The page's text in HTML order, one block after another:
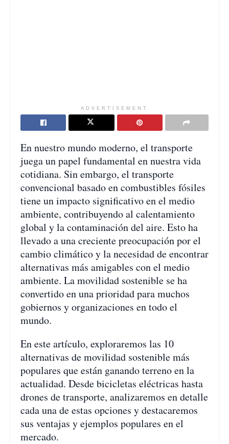
ADVERTISEMENT
En nuestro mundo moderno, el transporte
juega un papel fundamental en nuestra vida
cotidiana. Sin embargo, el transporte
convencional basado en combustibles fósiles
tiene un impacto significativo en el medio
ambiente, contribuyendo al calentamiento
global y la contaminación del aire. Esto ha
llevado a una creciente preocupación por el
cambio climático y la necesidad de encontrar
alternativas más amigables con el medio
ambiente. La movilidad sostenible se ha
convertido en una prioridad para muchos
gobiernos y organizaciones en todo el
mundo.
En este artículo, exploraremos las 10
alternativas de movilidad sostenible más
populares que están ganando terreno en la
actualidad. Desde bicicletas eléctricas hasta
drones de transporte, analizaremos en detalle
cada una de estas opciones y destacaremos
sus ventajas y ejemplos populares en el
mercado.